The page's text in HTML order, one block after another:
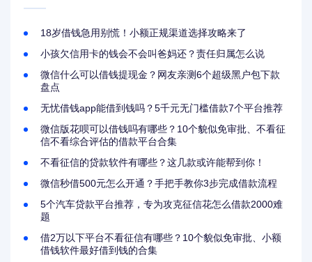
18岁借钱急用别慌！小额正规渠道选择攻略来了
小孩欠信用卡的钱会不会叫爸妈还？责任归属怎么说
微信什么可以借钱提现金？网友亲测6个超级黑户包下款
盘点
无忧借钱app能借到钱吗？5千元无门槛借款7个平台推荐
微信版花呗可以借钱吗有哪些？10个貌似免审批、不看征
信不看综合评估的借款平台合集
不看征信的贷款软件有哪些？这几款或许能帮到你！
微信秒借500元怎么开通？手把手教你3步完成借款流程
5个汽车贷款平台推荐，专为攻克征信花怎么借款2000难
题
借2万以下平台不看征信有哪些？10个貌似免审批、小额
借钱软件最好借到钱的合集